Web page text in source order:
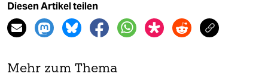
Diesen Artikel teilen
Mehr zum Thema